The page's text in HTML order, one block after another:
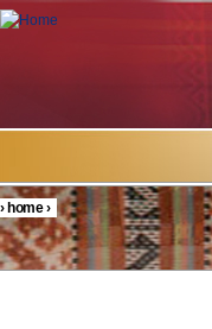
Skip to main content
You are here
›home›